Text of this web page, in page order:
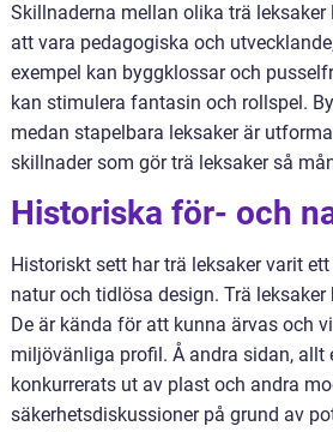
Skillnaderna mellan olika trä
att vara pedagogiska och
exempel kan byggklossar och
kan stimulera fantasin och rollspel.
medan stapelbara leksaker är
skillnader som gör trä leksaker så
Historiska för- och
Historiskt sett har trä leksaker varit
natur och tidlösa design. Trä
De är kända för att kunna ärvas och
miljövänliga profil. Å andra sidan,
konkurrerats ut av plast och andra
säkerhetsdiskussioner på grund av